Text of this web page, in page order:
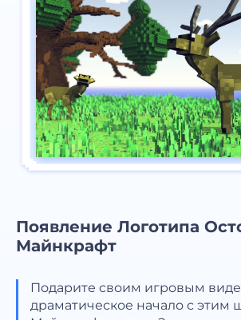
Появление Логотипа
Майнкрафт
Подарите своим игровым
драматическое начало с этим